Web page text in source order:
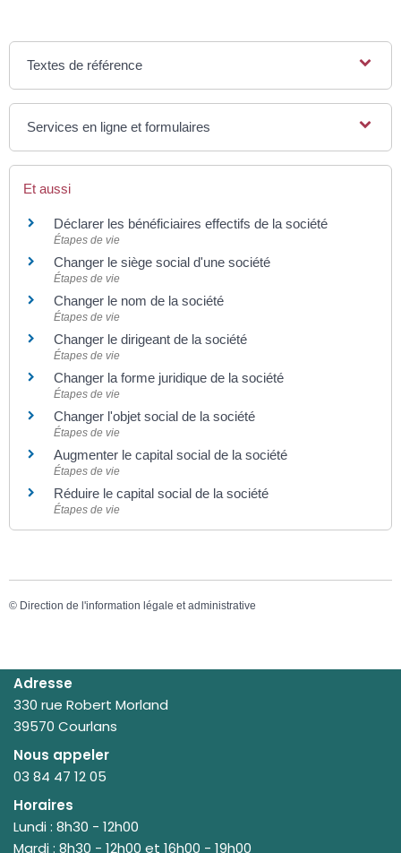
Textes de référence
Services en ligne et formulaires
Et aussi
Déclarer les bénéficiaires effectifs de la société
Étapes de vie
Changer le siège social d'une société
Étapes de vie
Changer le nom de la société
Étapes de vie
Changer le dirigeant de la société
Étapes de vie
Changer la forme juridique de la société
Étapes de vie
Changer l'objet social de la société
Étapes de vie
Augmenter le capital social de la société
Étapes de vie
Réduire le capital social de la société
Étapes de vie
© Direction de l'information légale et administrative
Adresse
330 rue Robert Morland
39570 Courlans
Nous appeler
03 84 47 12 05
Horaires
Lundi : 8h30 - 12h00
Mardi : 8h30 - 12h00 et 16h00 - 19h00